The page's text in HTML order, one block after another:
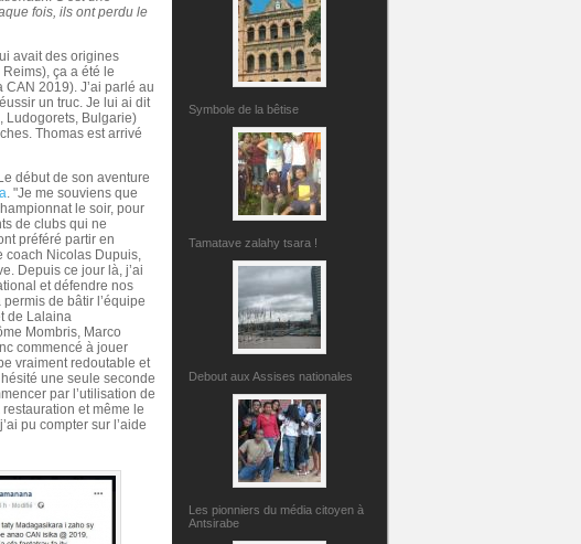
Symbole de la bêtise
Tamatave zalahy tsara !
Debout aux Assises nationales
Les pionniers du média citoyen à
Antsirabe
fois, ils ont perdu le
avait des origines
ça a été le
2019). J’ai parlé au
un truc. Je lui ai dit
Ludogorets, Bulgarie)
Thomas est arrivé
début de son aventure
. "Je me souviens que
le soir, pour
de clubs qui ne
préféré partir en
Nicolas Dupuis,
Depuis ce jour là, j’ai
et défendre nos
de bâtir l’équipe
de Lalaina
Mombris, Marco
commencé à jouer
vraiment redoutable et
une seule seconde
par l’utilisation de
et même le
pu compter sur l’aide